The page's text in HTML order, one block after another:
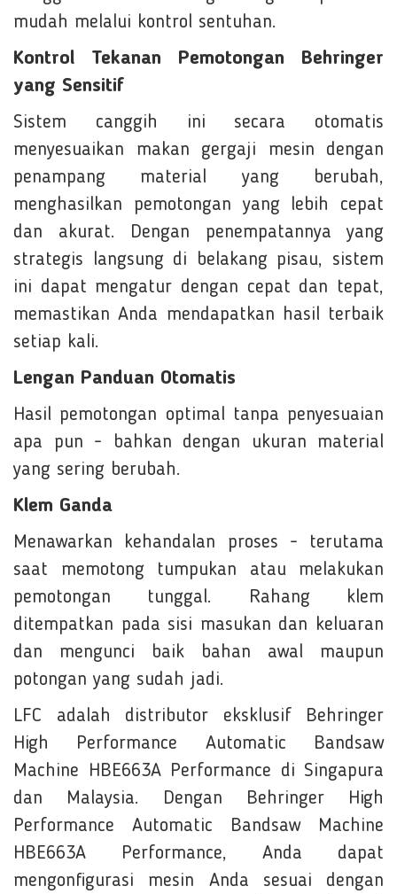
mudah melalui kontrol sentuhan.
Kontrol Tekanan Pemotongan Behringer
yang Sensitif
Sistem canggih ini secara otomatis
menyesuaikan makan gergaji mesin dengan
penampang material yang berubah,
menghasilkan pemotongan yang lebih cepat
dan akurat. Dengan penempatannya yang
strategis langsung di belakang pisau, sistem
ini dapat mengatur dengan cepat dan tepat,
memastikan Anda mendapatkan hasil terbaik
setiap kali.
Lengan Panduan Otomatis
Hasil pemotongan optimal tanpa penyesuaian
apa pun - bahkan dengan ukuran material
yang sering berubah.
Klem Ganda
Menawarkan kehandalan proses - terutama
saat memotong tumpukan atau melakukan
pemotongan tunggal. Rahang klem
ditempatkan pada sisi masukan dan keluaran
dan mengunci baik bahan awal maupun
potongan yang sudah jadi.
LFC adalah distributor eksklusif Behringer
High Performance Automatic Bandsaw
Machine HBE663A Performance di Singapura
dan Malaysia. Dengan Behringer High
Performance Automatic Bandsaw Machine
HBE663A Performance, Anda dapat
mengonfigurasi mesin Anda sesuai dengan